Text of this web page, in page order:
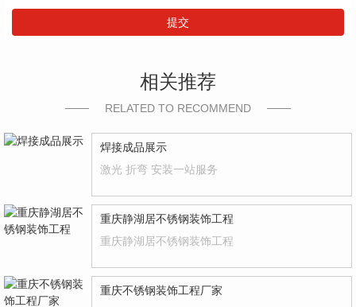
提交
相关推荐
RELATED TO RECOMMEND
焊接成品展示
激光 折弯 安装一站服务
重庆静湖居不锈钢装饰工程
重庆静湖居不锈钢装饰工程
重庆不锈钢装饰工程厂家